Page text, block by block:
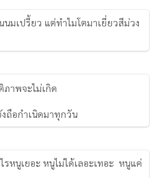
มเปรี้ยว แต่ทำไมโตมาเยี่ยวสีม่วง
าพจะไม่เกิด
ถือกำเนิดมาทุกวัน
รหนูเยอะ หนูไม่ได้เลอะเทอะ หนูแค่